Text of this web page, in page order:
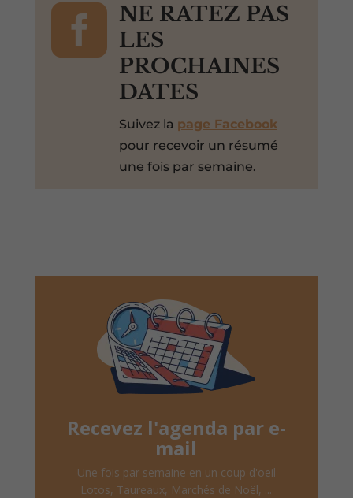

NE RATEZ PAS
LES
PROCHAINES
DATES
Suivez la page Facebook
pour recevoir un résumé
une fois par semaine.
Recevez l'agenda par e-
mail
Une fois par semaine en un coup d'oeil
Lotos, Taureaux, Marchés de Noël, ...